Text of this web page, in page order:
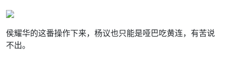
侯耀华的这番操作下来，杨议也只能是哑巴吃黄连，有苦说
不出。